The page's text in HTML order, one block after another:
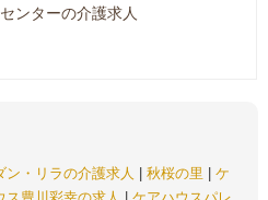
ンターの介護求人
ン・リラの介護求人 秋桜の里
ケ